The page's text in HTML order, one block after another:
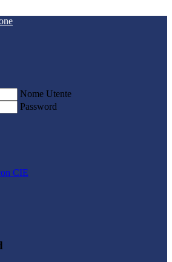
Nome Utente
Password
CIE